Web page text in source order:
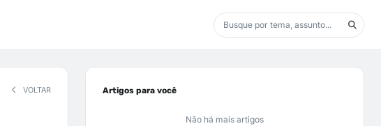
VOLTAR Artigos para você
Não há mais artigos